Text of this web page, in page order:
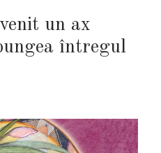
un ax
întregul